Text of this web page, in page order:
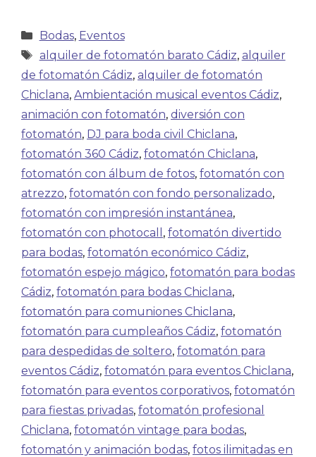
Bodas, Eventos
alquiler de fotomatón barato Cádiz, alquiler
de fotomatón Cádiz, alquiler de fotomatón
Chiclana, Ambientación musical eventos Cádiz,
animación con fotomatón, diversión con
fotomatón, DJ para boda civil Chiclana,
fotomatón 360 Cádiz, fotomatón Chiclana,
fotomatón con álbum de fotos, fotomatón con
atrezzo, fotomatón con fondo personalizado,
fotomatón con impresión instantánea,
fotomatón con photocall , fotomatón divertido
para bodas, fotomatón económico Cádiz,
fotomatón espejo mágico, fotomatón para bodas
Cádiz, fotomatón para bodas Chiclana,
fotomatón para comuniones Chiclana,
fotomatón para cumpleaños Cádiz, fotomatón
para despedidas de soltero, fotomatón para
eventos Cádiz, fotomatón para eventos Chiclana,
fotomatón para eventos corporativos, fotomatón
para fiestas privadas, fotomatón profesional
Chiclana, fotomatón vintage para bodas,
fotomatón y animación bodas, fotos ilimitadas en